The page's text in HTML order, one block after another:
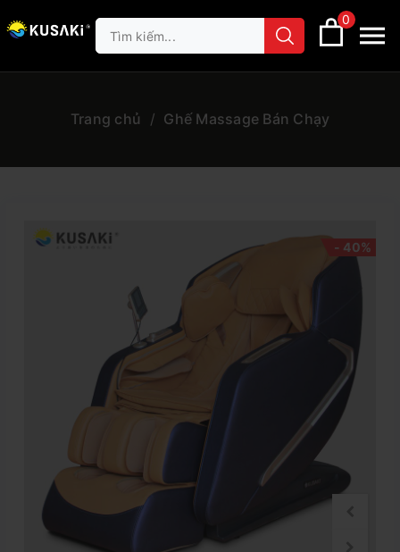
0
Trang chủ / Ghế Massage Bán Chạy
- 40%